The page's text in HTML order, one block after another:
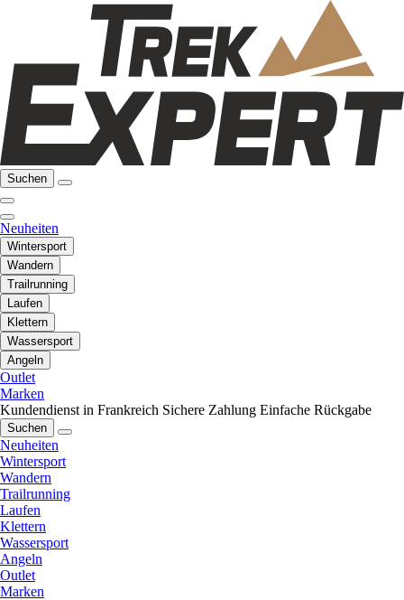
Suchen
Neuheiten
Wintersport
Wandern
Trailrunning
Laufen
Klettern
Wassersport
Angeln
Outlet
Marken
Kundendienst in Frankreich Sichere Zahlung Einfache Rückgabe
Suchen
Neuheiten
Wintersport
Wandern
Trailrunning
Laufen
Klettern
Wassersport
Angeln
Outlet
Marken